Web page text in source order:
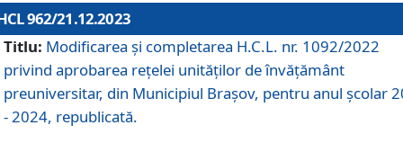
962/21.12.2023
Titlu: Modificarea și completarea H.C.L. nr. 1092/2022
privind aprobarea rețelei unităților de învăţământ
preuniversitar, din Municipiul Braşov, pentru anul școlar
- 2024, republicată.